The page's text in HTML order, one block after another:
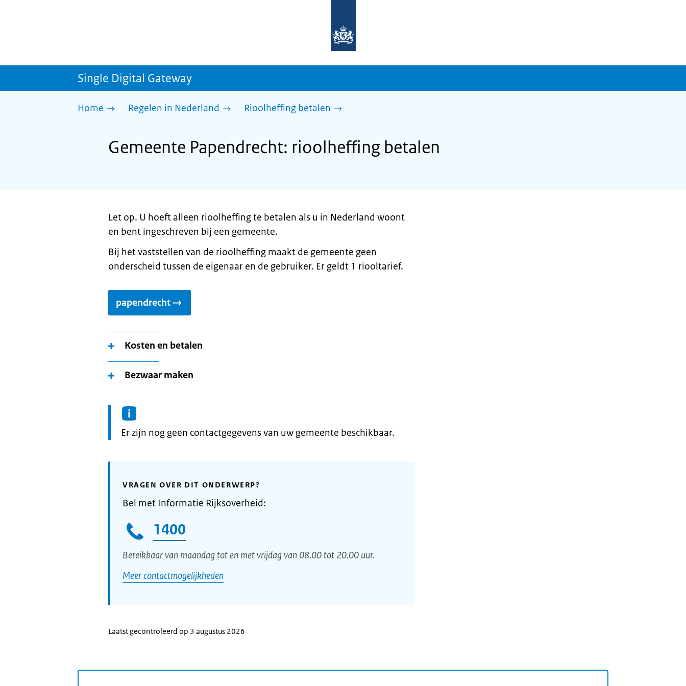
homepage
sdg.rijksoverheid.nl
Single Digital Gateway
Home Regelen in Nederland Rioolheffing betalen
Gemeente Papendrecht: rioolheffing betalen
Let op. U hoeft alleen rioolheffing te betalen als u in Nederland woont
en bent ingeschreven bij een gemeente.
Bij het vaststellen van de rioolheffing maakt de gemeente geen
onderscheid tussen de eigenaar en de gebruiker. Er geldt 1 riooltarief.
papendrecht
Kosten en betalen
Bezwaar maken
Informatie:
Er zijn nog geen contactgegevens van uw gemeente beschikbaar.
VRAGEN OVER DIT ONDERWERP?
Bel met Informatie Rijksoverheid:
1400
Bereikbaar van maandag tot en met vrijdag van 08.00 tot 20.00 uur.
Meer contactmogelijkheden
Laatst gecontroleerd op 3 augustus 2026